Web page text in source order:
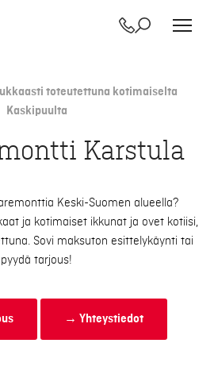
Yhteystiedot
Etsi
toteutettuna kotimaiselta
Kaskipuulta
Karstula
Keski-Suomen alueella?
ja kotimaiset ikkunat ja ovet kotiisi,
Sovi maksuton esittelykäynti tai
pyydä tarjous!
→ Yhteystiedot